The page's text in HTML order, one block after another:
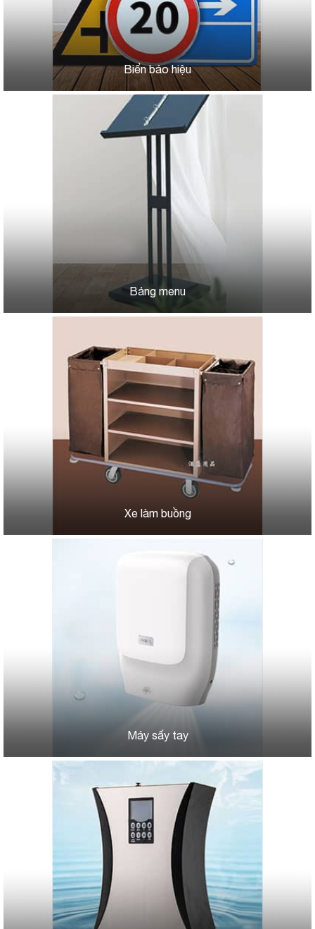
Biển báo hiệu
Bảng menu
Xe làm buồng
Máy sấy tay